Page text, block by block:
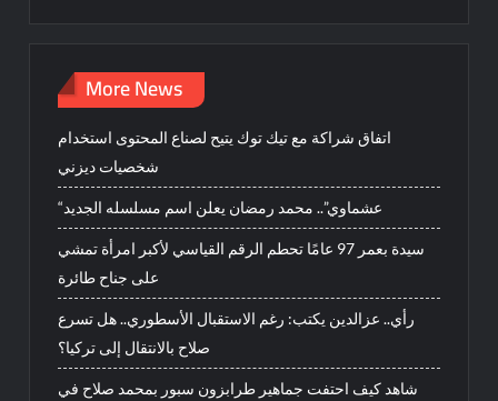
More News
اتفاق شراكة مع تيك توك يتيح لصناع المحتوى استخدام
شخصيات ديزني
“عشماوي”.. محمد رمضان يعلن اسم مسلسله الجديد
سيدة بعمر 97 عامًا تحطم الرقم القياسي لأكبر امرأة تمشي
على جناح طائرة
رأي.. عزالدين يكتب: رغم الاستقبال الأسطوري.. هل تسرع
صلاح بالانتقال إلى تركيا؟
شاهد كيف احتفت جماهير طرابزون سبور بمحمد صلاح في